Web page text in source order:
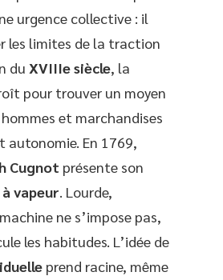
urgence collective : il
les limites de la traction
du XVIIIe siècle, la
pour trouver un moyen
et marchandises
autonomie. En 1769,
Cugnot présente son
vapeur . Lourde,
ne s’impose pas,
les habitudes. L’idée de
prend racine, même